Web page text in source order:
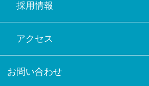
採用情報
アクセス
お問い合わせ